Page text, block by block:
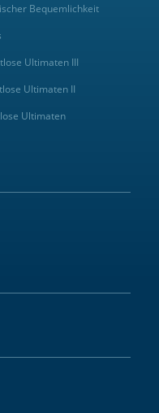
Bequemlichkeit
Ultimaten III
Ultimaten II
Ultimaten